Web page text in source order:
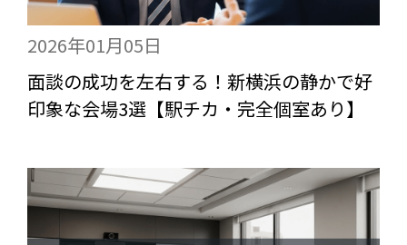
2026年01月05日
面談の成功を左右する！新横浜の静かで好
印象な会場3選【駅チカ・完全個室あり】